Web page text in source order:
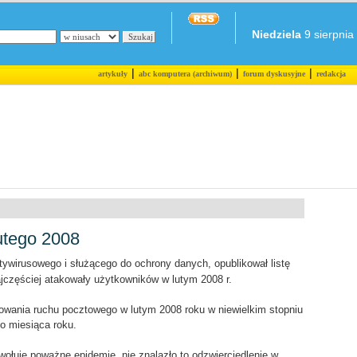
Niedziela 9 sierpnia
artykuły|abc komputera (archiwum)|forum dyskusyjne|redakcja
2008
i służącego do ochrony danych, opublikował listę
atakowały użytkowników w lutym 2008 r.
ruchu pocztowego w lutym 2008 roku w niewielkim stopniu
miesiąca roku.